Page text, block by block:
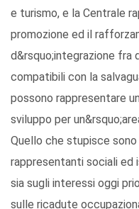
e turismo, e la Centrale
promozione ed il
d&rsquo;integrazione
compatibili con la
possono rappresentare
sviluppo per
Quello che stupisce
rappresentanti sociali ed
sia sugli interessi oggi
sulle ricadute